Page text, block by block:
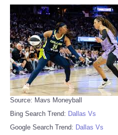
Source: Mavs Moneyball
Bing Search Trend: Dallas Vs
Google Search Trend: Dallas Vs